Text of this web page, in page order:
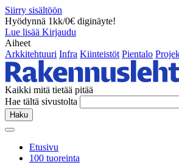
Siirry sisältöön
Hyödynnä 1kk/0€ diginäyte!
Lue lisää Kirjaudu
Aiheet
Arkkitehtuuri Infra Kiinteistöt Pientalo
Kaikki mitä tietää pitää
Hae tältä sivustolta
Haku
Etusivu
100 tuoreinta